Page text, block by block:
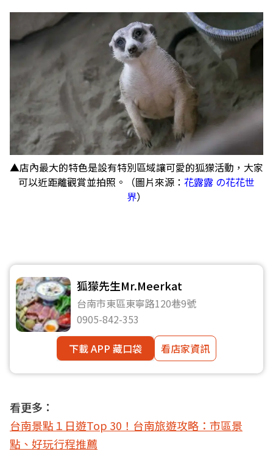
▲店內最大的特色是設有特別區域讓可愛的狐獴活動，大家
可以近距離觀賞並拍照。（圖片來源： 花露露 の花花世
界）
狐獴先生Mr.Meerkat
台南市東區東寧路120巷9號
0905-842-353
下載 APP 藏口袋
看店家資訊
看更多：
台南景點１日遊Top 30！台南旅遊攻略：市區景
點、好玩行程推薦